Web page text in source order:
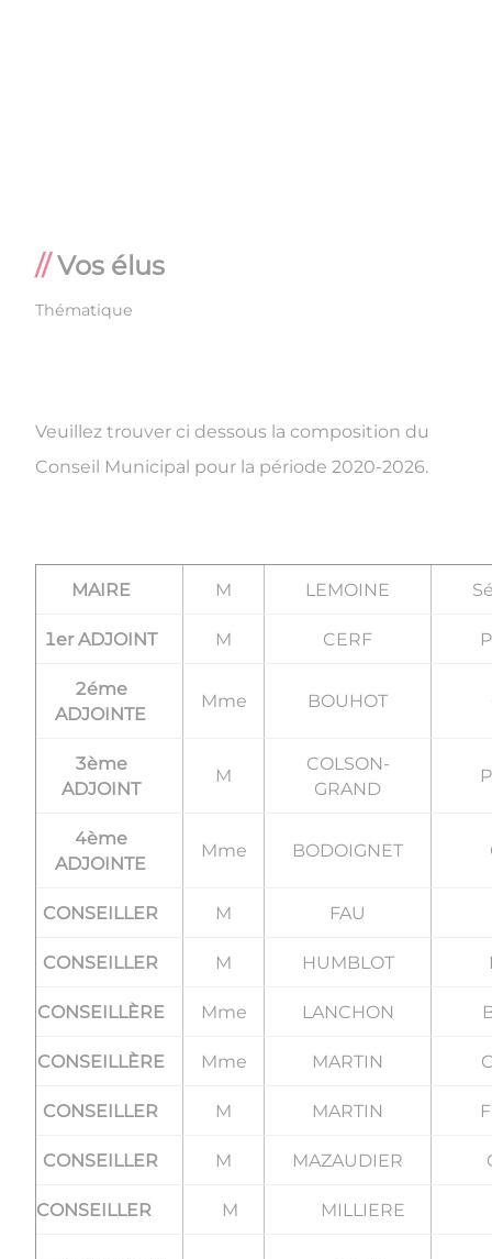
Vos élus
Thématique
Veuillez trouver ci dessous la composition du
Conseil Municipal pour la période 2020-2026.
MAIRE M LEMOINE
1er ADJOINT M CERF
2éme
ADJOINTE
Mme BOUHOT
3ème
ADJOINT
M
COLSON-
GRAND
4ème
ADJOINTE
Mme BODOIGNET
CONSEILLER M FAU
​​​​​​​CONSEILLER M HUMBLOT
CONSEILLÈRE Mme LANCHON
CONSEILLÈRE Mme MARTIN
CONSEILLER M MARTIN
CONSEILLER M MAZAUDIER
CONSEILLER M MILLIERE